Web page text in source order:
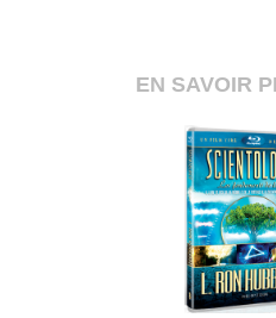
EN SAVOIR